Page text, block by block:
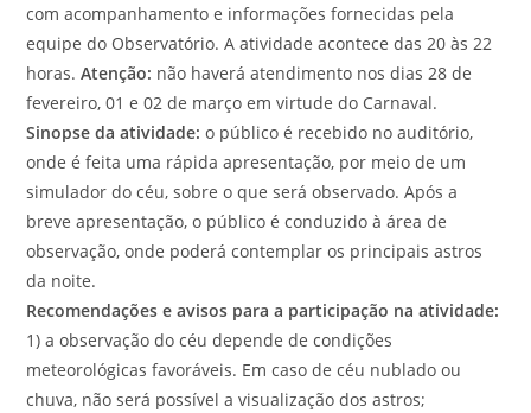
com acompanhamento e informações fornecidas pela
equipe do Observatório. A atividade acontece das 20 às 22
horas.Atenção: não haverá atendimento nos dias 28 de
fevereiro, 01 e 02 de março em virtude do Carnaval.
Sinopse da atividade: o público é recebido no auditório,
onde é feita uma rápida apresentação, por meio de um
simulador do céu, sobre o que será observado. Após a
breve apresentação, o público é conduzido à área de
observação, onde poderá contemplar os principais astros
da noite.
Recomendações e avisos para a participação na atividade:
1) a observação do céu depende de condições
meteorológicas favoráveis. Em caso de céu nublado ou
chuva, não será possível a visualização dos astros;